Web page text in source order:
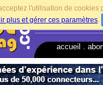
l'utilisation de
plus et gérer ces paramètres.
accueil